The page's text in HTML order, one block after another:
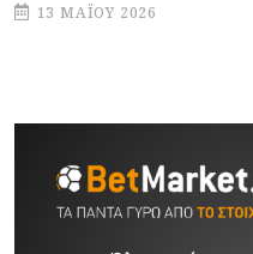
13 ΜΑΪ́ΟΥ 2026